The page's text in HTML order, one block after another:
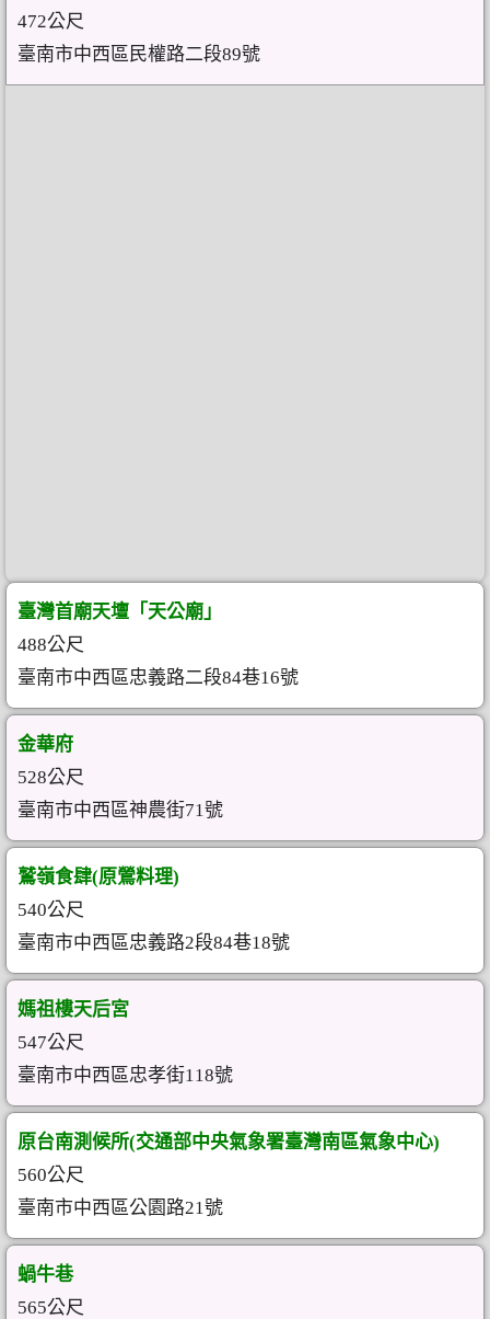
472公尺
臺南市中西區民權路二段89號
臺灣首廟天壇「天公廟」
488公尺
臺南市中西區忠義路二段84巷16號
金華府
528公尺
臺南市中西區神農街71號
鷲嶺食肆(原鶯料理)
540公尺
臺南市中西區忠義路2段84巷18號
媽祖樓天后宮
547公尺
臺南市中西區忠孝街118號
原台南測候所(交通部中央氣象署臺灣南區氣象中心)
560公尺
臺南市中西區公園路21號
蝸牛巷
565公尺